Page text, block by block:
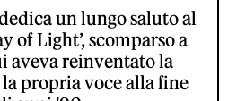
un lungo saluto al
of Light’, scomparso a
aveva reinventato la
propria voce alla fine